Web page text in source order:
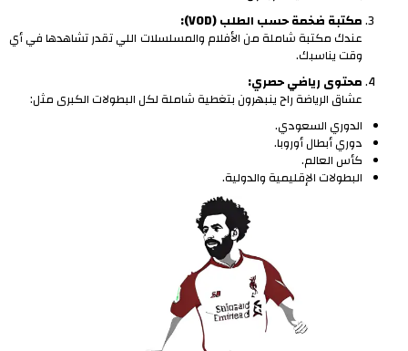
مكتبة ضخمة حسب الطلب (VOD):
عندك مكتبة شاملة من الأفلام والمسلسلات اللي تقدر تشاهدها في أي
وقت يناسبك.
محتوى رياضي حصري:
عشاق الرياضة راح ينبهرون بتغطية شاملة لكل البطولات الكبرى مثل:
الدوري السعودي.
دوري أبطال أوروبا.
كأس العالم.
البطولات الإقليمية والدولية.